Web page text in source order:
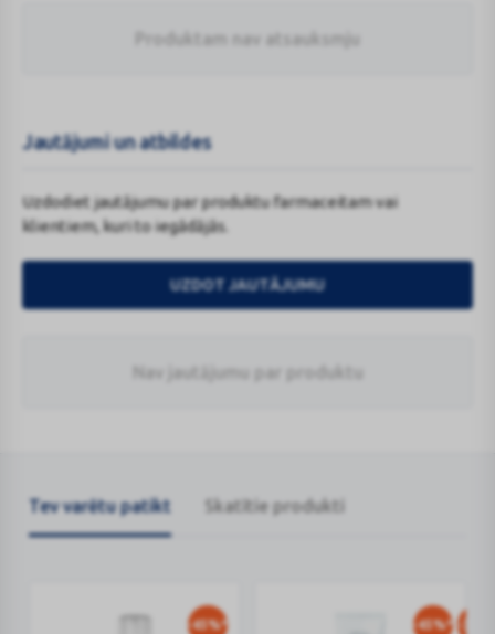
Produktam nav atsauksmju
Jautājumi un atbildes
Uzdodiet jautājumu par produktu farmaceitam vai
klientiem, kuri to iegādājās.
UZDOT JAUTĀJUMU
Nav jautājumu par produktu
Tev varētu patikt Skatītie produkti
-45%* -45%*